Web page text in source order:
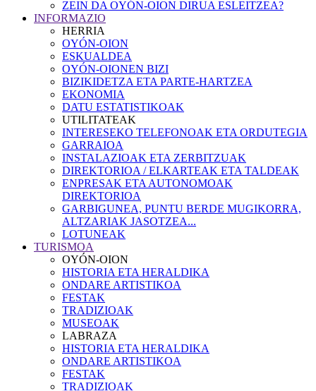
ZEIN DA OYÓN-OION DIRUA ESLEITZEA?
INFORMAZIO
HERRIA
OYÓN-OION
ESKUALDEA
OYÓN-OIONEN BIZI
BIZIKIDETZA ETA PARTE-HARTZEA
EKONOMIA
DATU ESTATISTIKOAK
UTILITATEAK
INTERESEKO TELEFONOAK ETA ORDUTEGIA
GARRAIOA
INSTALAZIOAK ETA ZERBITZUAK
DIREKTORIOA / ELKARTEAK ETA TALDEAK
ENPRESAK ETA AUTONOMOAK
DIREKTORIOA
GARBIGUNEA, PUNTU BERDE MUGIKORRA,
ALTZARIAK JASOTZEA...
LOTUNEAK
TURISMOA
OYÓN-OION
HISTORIA ETA HERALDIKA
ONDARE ARTISTIKOA
FESTAK
TRADIZIOAK
MUSEOAK
LABRAZA
HISTORIA ETA HERALDIKA
ONDARE ARTISTIKOA
FESTAK
TRADIZIOAK